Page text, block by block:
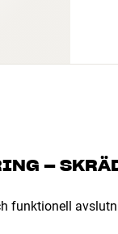
–
funktionell